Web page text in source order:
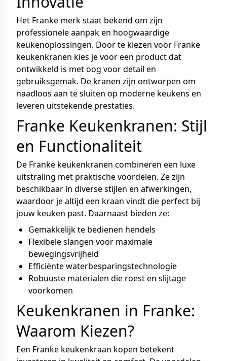
Het Franke merk staat bekend om zijn
professionele aanpak en hoogwaardige
keukenoplossingen. Door te kiezen voor Franke
keukenkranen kies je voor een product dat
ontwikkeld is met oog voor detail en
gebruiksgemak. De kranen zijn ontworpen om
naadloos aan te sluiten op moderne keukens en
leveren uitstekende prestaties.
Franke Keukenkranen: Stijl
en Functionaliteit
De Franke keukenkranen combineren een luxe
uitstraling met praktische voordelen. Ze zijn
beschikbaar in diverse stijlen en afwerkingen,
waardoor je altijd een kraan vindt die perfect bij
jouw keuken past. Daarnaast bieden ze:
Gemakkelijk te bedienen hendels
Flexibele slangen voor maximale
bewegingsvrijheid
Efficiënte waterbesparingstechnologie
Robuuste materialen die roest en slijtage
voorkomen
Keukenkranen in Franke:
Waarom Kiezen?
Een Franke keukenkraan kopen betekent